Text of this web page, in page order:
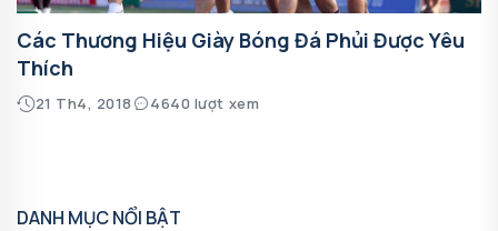
Các Thương Hiệu Giày Bóng Đá Phủi Được Yêu
Thích
21 Th4, 2018 4640 lượt xem
DANH MỤC NỔI BẬT